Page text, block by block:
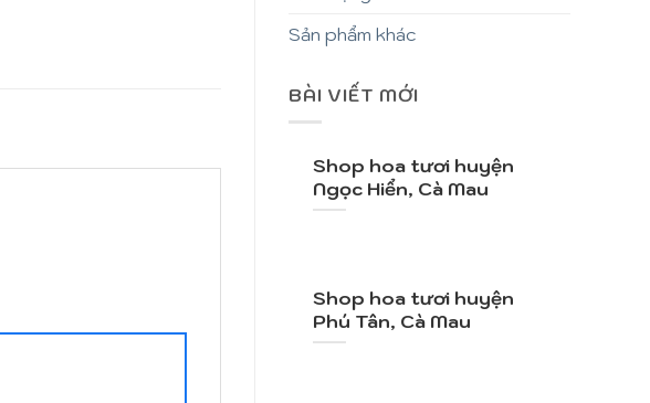
Sản phẩm khác
BÀI VIẾT MỚI
Shop hoa tươi huyện
Ngọc Hiển, Cà Mau
Shop hoa tươi huyện
Phú Tân, Cà Mau